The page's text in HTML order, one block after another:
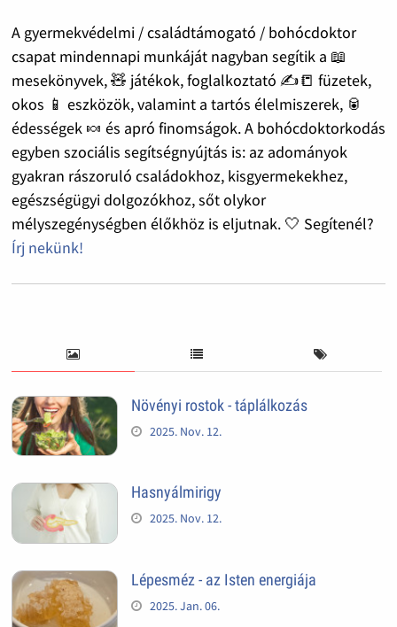
A gyermekvédelmi / családtámogató / bohócdoktor
csapat mindennapi munkáját nagyban segítik a 📖
mesekönyvek, 🧸 játékok, foglalkoztató ✍️📒 füzetek,
okos 📱 eszközök, valamint a tartós élelmiszerek, 🥫
édességek 🍬 és apró finomságok. A bohócdoktorkodás
egyben szociális segítségnyújtás is: az adományok
gyakran rászoruló családokhoz, kisgyermekekhez,
egészségügyi dolgozókhoz, sőt olykor
mélyszegénységben élőkhöz is eljutnak. 🤍 Segítenél?
Írj nekünk!
Növényi rostok - táplálkozás
2025. Nov. 12.
Hasnyálmirigy
2025. Nov. 12.
Lépesméz - az Isten energiája
2025. Jan. 06.